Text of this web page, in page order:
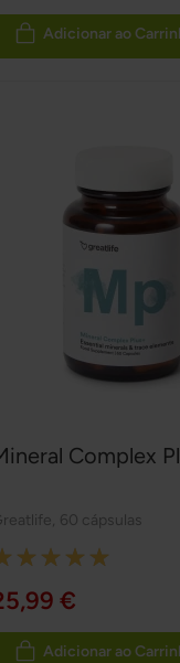
Adicionar ao
Complex
60 cápsulas
€
Adicionar ao